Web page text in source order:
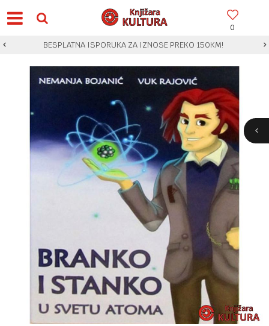
0
BESPLATNA ISPORUKA ZA IZNOSE PREKO 150KM!